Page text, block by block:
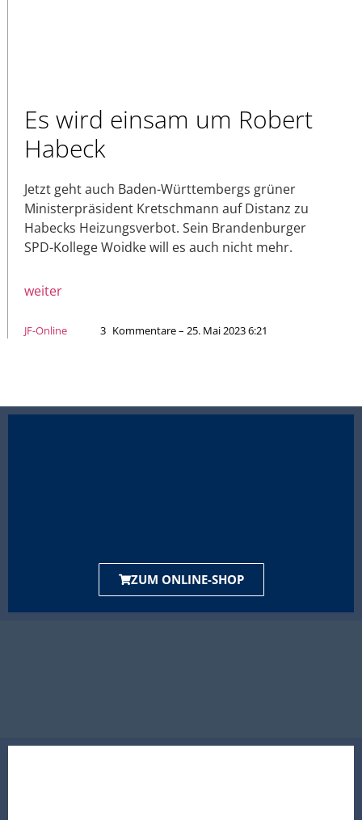
Es wird einsam um Robert
Habeck
Jetzt geht auch Baden-Württembergs grüner
Ministerpräsident Kretschmann auf Distanz zu
Habecks Heizungsverbot. Sein Brandenburger
SPD-Kollege Woidke will es auch nicht mehr.
weiter
JF-Online 3 Kommentare – 25. Mai 2023 6:21
ZUM ONLINE-SHOP